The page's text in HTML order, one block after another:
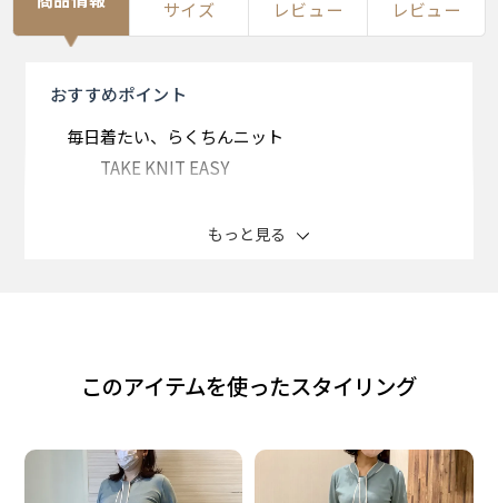
サイズ レビュー レビュー
おすすめポイント
毎日着たい、らくちんニット
TAKE KNIT EASY
・マシンウォッシャブル
るニットアイテム。
もっと見る
このアイテムを使ったスタイリング